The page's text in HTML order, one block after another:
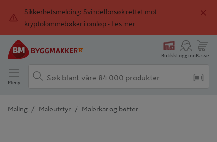
Sikkerhetsmelding: Svindelforsøk rettet mot
kryptolommebøker i omløp -
Les mer
ButikkLogg innKasse
Meny
Maling / Maleutstyr / Malerkar og bøtter